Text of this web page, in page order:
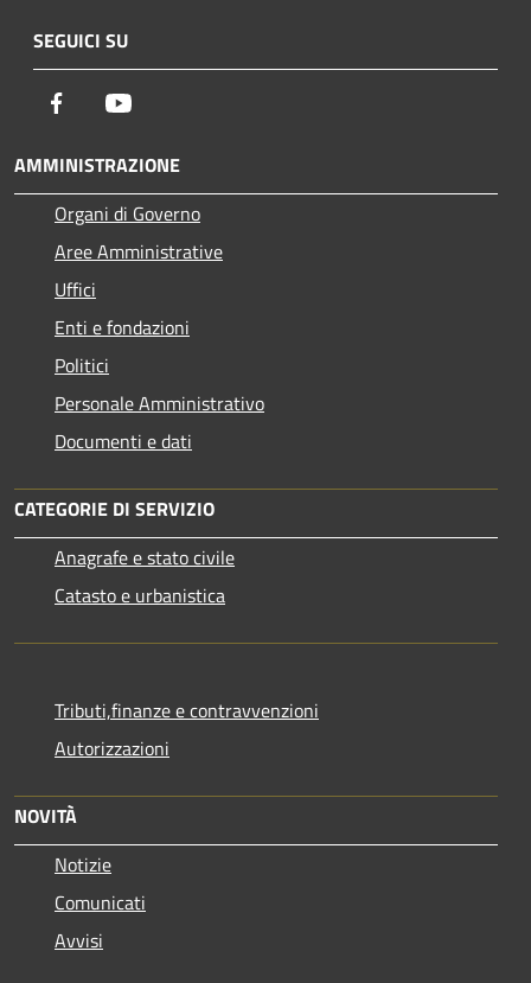
SEGUICI SU
Facebook
AMMINISTRAZIONE
Organi di Governo
Aree Amministrative
Uffici
Enti e fondazioni
Politici
Personale Amministrativo
Documenti e dati
CATEGORIE DI SERVIZIO
Anagrafe e stato civile
Catasto e urbanistica
Tributi,finanze e contravvenzioni
Autorizzazioni
NOVITÀ
Notizie
Comunicati
Avvisi